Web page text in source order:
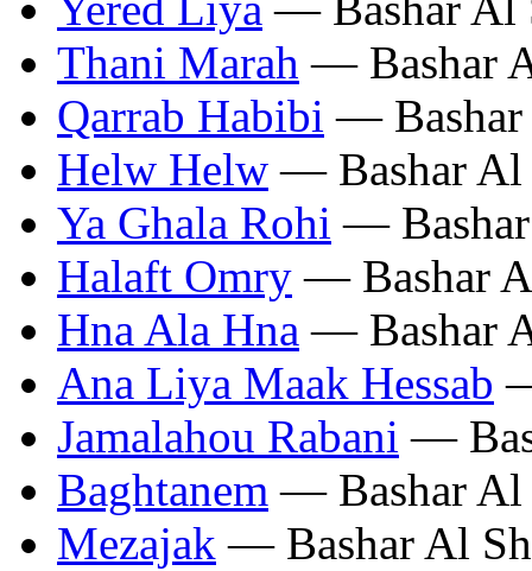
Thani Marah — Bashar
Qarrab Habibi — Bashar
Helw Helw — Bashar Al
Ya Ghala Rohi —
Halaft Omry — Bashar
Hna Ala Hna — Bashar
Ana Liya Maak Hessab
Jamalahou Rabani —
Baghtanem — Bashar Al
Mezajak — Bashar Al